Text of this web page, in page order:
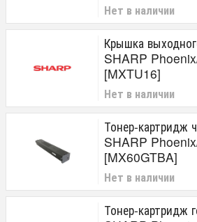
Нет в наличии
Крышка
SHARP
[MXTU16]
Нет в наличии
Тонер-картридж
SHARP
[MX60GTBA]
Нет в наличии
Тонер-картридж